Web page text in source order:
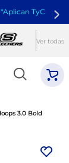
TyC
Ver todas
3.0 Bold